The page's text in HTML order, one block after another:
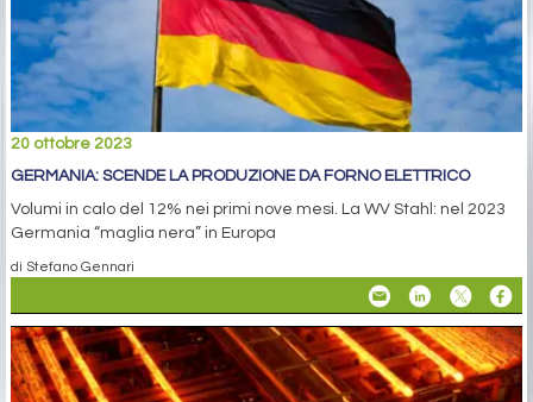
20 ottobre 2023
GERMANIA: SCENDE LA PRODUZIONE DA FORNO ELETTRICO
Volumi in calo del 12% nei primi nove mesi. La WV Stahl: nel 2023
Germania “maglia nera” in Europa
di Stefano Gennari